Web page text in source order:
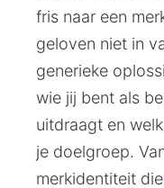
fris naar een
geloven niet in
generieke
wie jij bent als
uitdraagt en
je doelgroep.
merkidentiteit